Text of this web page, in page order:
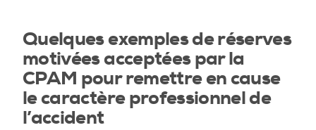
Quelques exemples de réserves
motivées acceptées par la
CPAM pour remettre en cause
le caractère professionnel de
l’accident